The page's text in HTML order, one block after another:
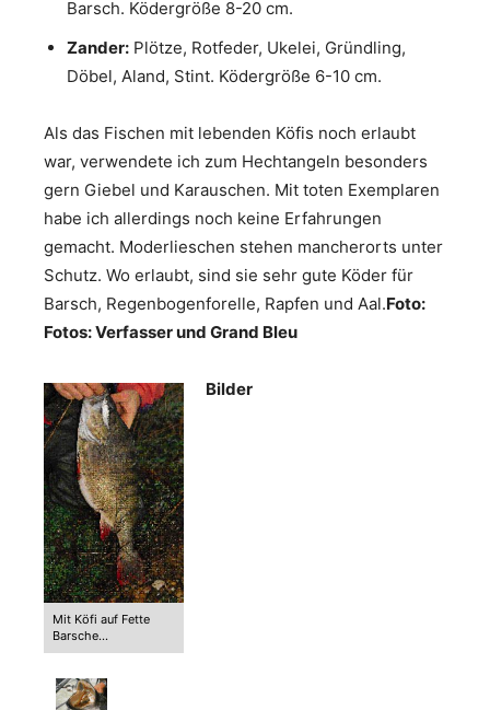
Barsch. Ködergröße 8-20 cm.
Zander: Plötze, Rotfeder, Ukelei, Gründling,
Döbel, Aland, Stint. Ködergröße 6-10 cm.
Als das Fischen mit lebenden Köfis noch erlaubt
war, verwendete ich zum Hechtangeln besonders
gern Giebel und Karauschen. Mit toten Exemplaren
habe ich allerdings noch keine Erfahrungen
gemacht. Moderlieschen stehen mancherorts unter
Schutz. Wo erlaubt, sind sie sehr gute Köder für
Barsch, Regenbogenforelle, Rapfen und Aal.Foto:
Fotos: Verfasser und Grand Bleu
Mit Köfi auf Fette
Barsche…
Bilder